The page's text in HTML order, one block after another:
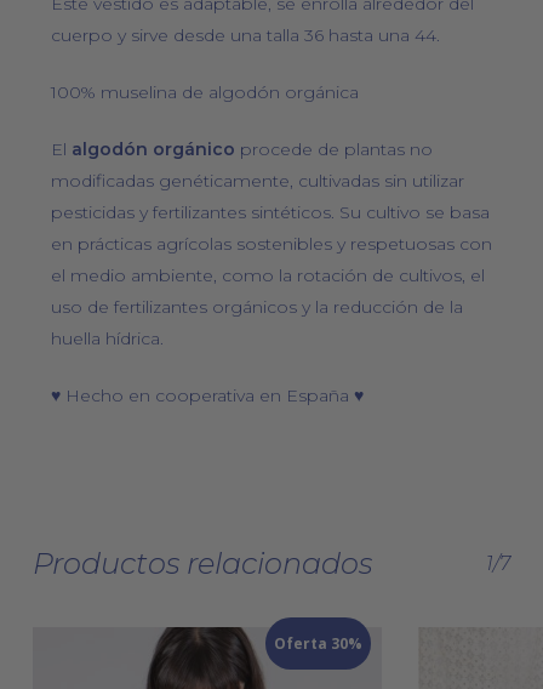
cuerpo y sirve desde una talla 36 hasta una 44.
100% muselina de algodón orgánica
El algodón orgánico procede de plantas no
modificadas genéticamente, cultivadas sin utilizar
pesticidas y fertilizantes sintéticos. Su cultivo se basa
en prácticas agrícolas sostenibles y respetuosas con
el medio ambiente, como la rotación de cultivos, el
uso de fertilizantes orgánicos y la reducción de la
huella hídrica.
♥ Hecho en cooperativa en España ♥
Productos relacionados 1/7
Oferta 30%